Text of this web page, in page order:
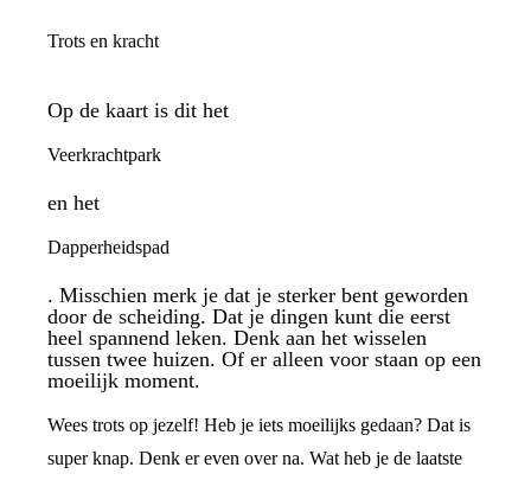
Trots en kracht
Op de kaart is dit het
Veerkrachtpark
en het
Dapperheidspad
. Misschien merk je dat je sterker bent geworden
door de scheiding. Dat je dingen kunt die eerst
heel spannend leken. Denk aan het wisselen
tussen twee huizen. Of er alleen voor staan op een
moeilijk moment.
Wees trots op jezelf! Heb je iets moeilijks gedaan? Dat is
super knap. Denk er even over na. Wat heb je de laatste